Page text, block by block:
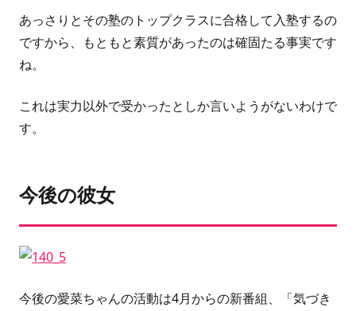
あっさりとその塾のトップクラスに合格して入塾するの
ですから、もともと素質があったのは確固たる事実です
ね。
これは実力以外で受かったとしか言いようがないわけで
す。
今後の彼女
今後の愛菜ちゃんの活動は4月からの新番組、
「気づき